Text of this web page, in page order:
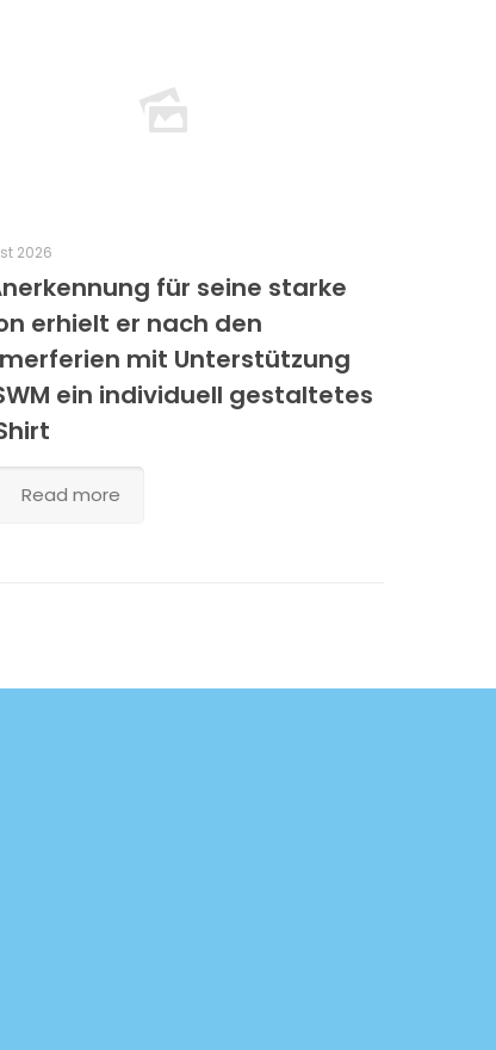
2026
für seine starke
erhielt er nach den
mit Unterstützung
ein individuell gestaltetes
Read more